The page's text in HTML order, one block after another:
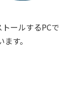
ールするPCで
す。